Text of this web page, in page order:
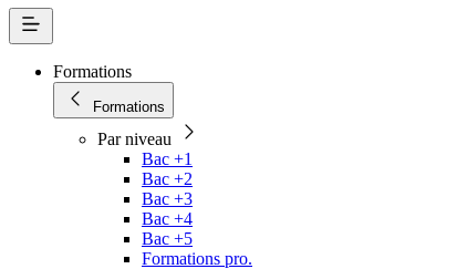
Formations
Formations
Par niveau
Bac +1
Bac +2
Bac +3
Bac +4
Bac +5
Formations pro.